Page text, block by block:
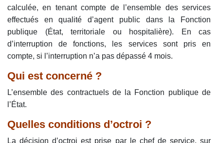
calculée, en tenant compte de l’ensemble des services
effectués en qualité d’agent public dans la Fonction
publique (État, territoriale ou hospitalière). En cas
d’interruption de fonctions, les services sont pris en
compte, si l’interruption n’a pas dépassé 4 mois.
Qui est concerné ?
L’ensemble des contractuels de la Fonction publique de
l’État.
Quelles conditions d’octroi ?
La décision d’octroi est prise par le chef de service, sur